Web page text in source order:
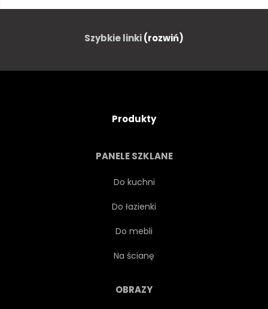
CHRZEŚCIJAŃSTWO
SKANDYNAWIA
Szybkie linki(rozwiń)
Produkty
PANELE SZKLANE
Do kuchni
Do łazienki
Do mebli
Na ścianę
OBRAZY